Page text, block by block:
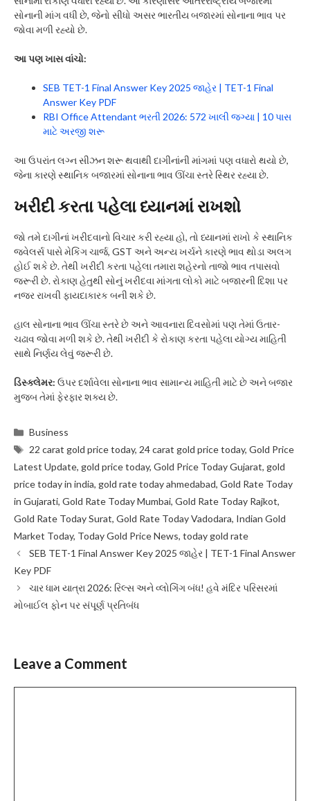
સોનાની માંગ વધી છે, જેનો સીધો અસર ભારતીય બજારમાં સોનાના ભાવ પર
જોવા મળી રહ્યો છે.
આ પણ ખાસ વાંચો:
SEB TET-1 Final Answer Key 2025 જાહેર | TET-1 Final
Answer Key PDF
RBI Office Attendant ભરતી 2026: 572 ખાલી જગ્યા | 10 પાસ
માટે અરજી શરૂ
આ ઉપરાંત લગ્ન સીઝન શરૂ થવાથી દાગીનાંની માંગમાં પણ વધારો થયો છે,
જેના કારણે સ્થાનિક બજારમાં સોનાના ભાવ ઊંચા સ્તરે સ્થિર રહ્યા છે.
ખરીદી કરતા પહેલા ધ્યાનમાં રાખશો
જો તમે દાગીનાં ખરીદવાનો વિચાર કરી રહ્યા હો, તો ધ્યાનમાં રાખો કે સ્થાનિક
જ્વેલર્સ પાસે મેકિંગ ચાર્જ, GST અને અન્ય ખર્ચને કારણે ભાવ થોડા અલગ
હોઈ શકે છે. તેથી ખરીદી કરતા પહેલા તમારા શહેરનો તાજો ભાવ તપાસવો
જરૂરી છે. રોકાણ હેતુથી સોનું ખરીદવા માંગતા લોકો માટે બજારની દિશા પર
નજર રાખવી ફાયદાકારક બની શકે છે.
હાલ સોનાના ભાવ ઊંચા સ્તરે છે અને આવનારા દિવસોમાં પણ તેમાં ઉતાર-
ચઢાવ જોવા મળી શકે છે. તેથી ખરીદી કે રોકાણ કરતા પહેલા યોગ્ય માહિતી
સાથે નિર્ણય લેવું જરૂરી છે.
ડિસ્ક્લેમર: ઉપર દર્શાવેલા સોનાના ભાવ સામાન્ય માહિતી માટે છે અને બજાર
મુજબ તેમાં ફેરફાર શક્ય છે.
Categories
Business
Tags
22 carat gold price today, 24 carat gold price today,Gold Price
Latest Update, gold price today, Gold Price Today Gujarat, gold
price today in india, gold rate today ahmedabad, Gold Rate Today
in Gujarati, Gold Rate Today Mumbai, Gold Rate Today Rajkot,
Gold Rate Today Surat, Gold Rate Today Vadodara, Indian Gold
Market Today, Today Gold Price News, today gold rate
SEB TET-1 Final Answer Key 2025 જાહેર | TET-1 Final Answer
Key PDF
ચાર ધામ યાત્રા 2026: રિલ્સ અને વ્લોગિંગ બંધ! હવે મંદિર પરિસરમાં
મોબાઈલ ફોન પર સંપૂર્ણ પ્રતિબંધ
Leave a Comment